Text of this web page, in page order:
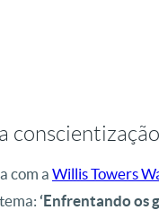
com a Willis Towers
‘Enfrentando os